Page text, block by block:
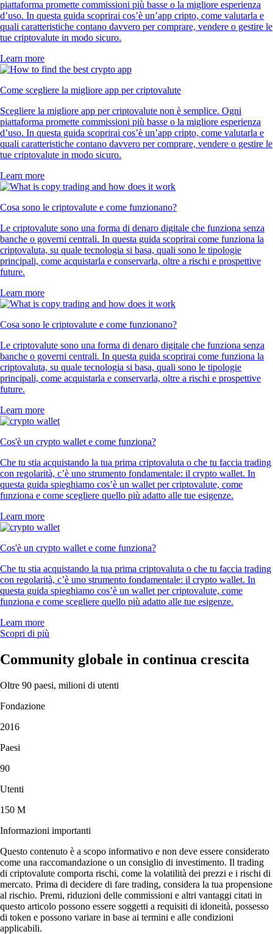
piattaforma promette commissioni più basse o la migliore esperienza
d’uso. In questa guida scoprirai cos’è un’app cripto, come valutarla e
quali caratteristiche contano davvero per comprare, vendere o gestire le
tue criptovalute in modo sicuro.
Learn more
Come scegliere la migliore app per criptovalute
Scegliere la migliore app per criptovalute non è semplice. Ogni
piattaforma promette commissioni più basse o la migliore esperienza
d’uso. In questa guida scoprirai cos’è un’app cripto, come valutarla e
quali caratteristiche contano davvero per comprare, vendere o gestire le
tue criptovalute in modo sicuro.
Learn more
Cosa sono le criptovalute e come funzionano?
Le criptovalute sono una forma di denaro digitale che funziona senza
banche o governi centrali. In questa guida scoprirai come funziona la
criptovaluta, su quale tecnologia si basa, quali sono le tipologie
principali, come acquistarla e conservarla, oltre a rischi e prospettive
future.
Learn more
Cosa sono le criptovalute e come funzionano?
Le criptovalute sono una forma di denaro digitale che funziona senza
banche o governi centrali. In questa guida scoprirai come funziona la
criptovaluta, su quale tecnologia si basa, quali sono le tipologie
principali, come acquistarla e conservarla, oltre a rischi e prospettive
future.
Learn more
Cos'è un crypto wallet e come funziona?
Che tu stia acquistando la tua prima criptovaluta o che tu faccia trading
con regolarità, c’è uno strumento fondamentale: il crypto wallet. In
questa guida spieghiamo cos’è un wallet per criptovalute, come
funziona e come scegliere quello più adatto alle tue esigenze.
Learn more
Cos'è un crypto wallet e come funziona?
Che tu stia acquistando la tua prima criptovaluta o che tu faccia trading
con regolarità, c’è uno strumento fondamentale: il crypto wallet. In
questa guida spieghiamo cos’è un wallet per criptovalute, come
funziona e come scegliere quello più adatto alle tue esigenze.
Learn more
Scopri di più
Community globale in continua crescita
Oltre 90 paesi, milioni di utenti
Fondazione
2016
Paesi
90
Utenti
150 M
Informazioni importanti
Questo contenuto è a scopo informativo e non deve essere considerato
come una raccomandazione o un consiglio di investimento. Il trading
di criptovalute comporta rischi, come la volatilità dei prezzi e i rischi di
mercato. Prima di decidere di fare trading, considera la tua propensione
al rischio. Premi, riduzioni delle commissioni e altri vantaggi citati in
questo articolo possono essere soggetti a requisiti di idoneità, possesso
di token e possono variare in base ai termini e alle condizioni
applicabili.